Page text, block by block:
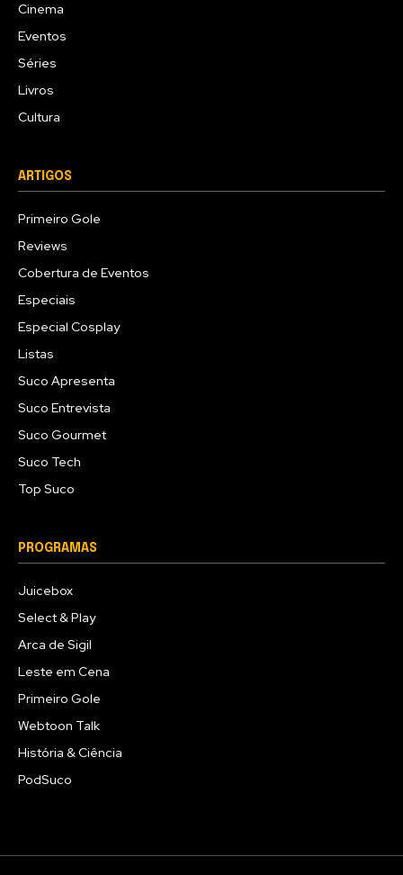
Cinema
Eventos
Séries
Livros
Cultura
ARTIGOS
Primeiro Gole
Reviews
Cobertura de Eventos
Especiais
Especial Cosplay
Listas
Suco Apresenta
Suco Entrevista
Suco Gourmet
Suco Tech
Top Suco
PROGRAMAS
Juicebox
Select & Play
Arca de Sigil
Leste em Cena
Primeiro Gole
Webtoon Talk
História & Ciência
PodSuco